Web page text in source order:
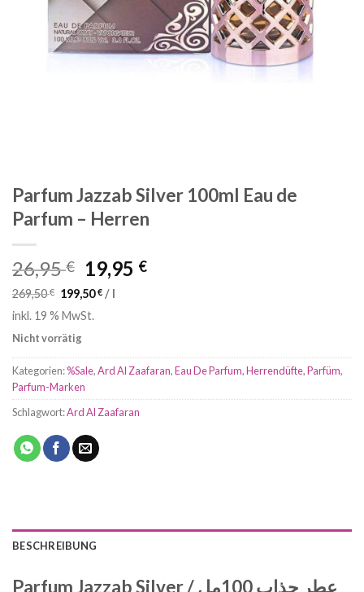
Parfum Jazzab Silver 100ml Eau de
Parfum – Herren
26,95€
Ursprünglicher
Preis
war:
26,95 €
19,95 €Aktueller
269,50€ 199,50€ / l
inkl. 19 % MwSt.
Nicht vorrätig
Kategorien:%Sale,Ard Al Zaafaran,Eau De Parfum,Herrendüfte,Parfüm,
Parfum-Marken
Schlagwort:Ard Al Zaafaran
BESCHREIBUNG
Parfum Jazzab Silver / عطر جذاب 100مل